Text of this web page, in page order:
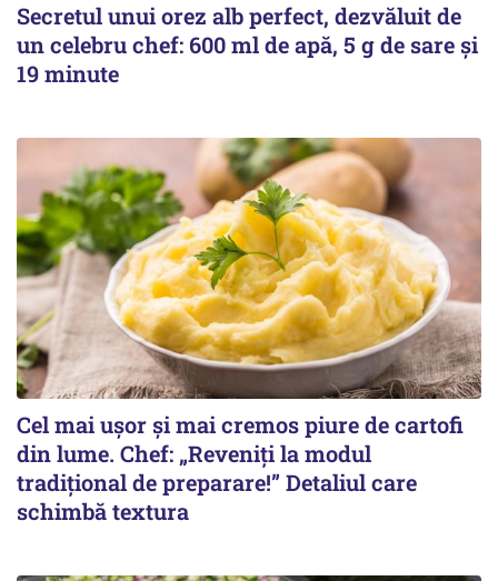
Secretul unui orez alb perfect, dezvăluit de
un celebru chef: 600 ml de apă, 5 g de sare și
19 minute
Cel mai ușor și mai cremos piure de cartofi
din lume. Chef: „Reveniți la modul
tradițional de preparare!” Detaliul care
schimbă textura